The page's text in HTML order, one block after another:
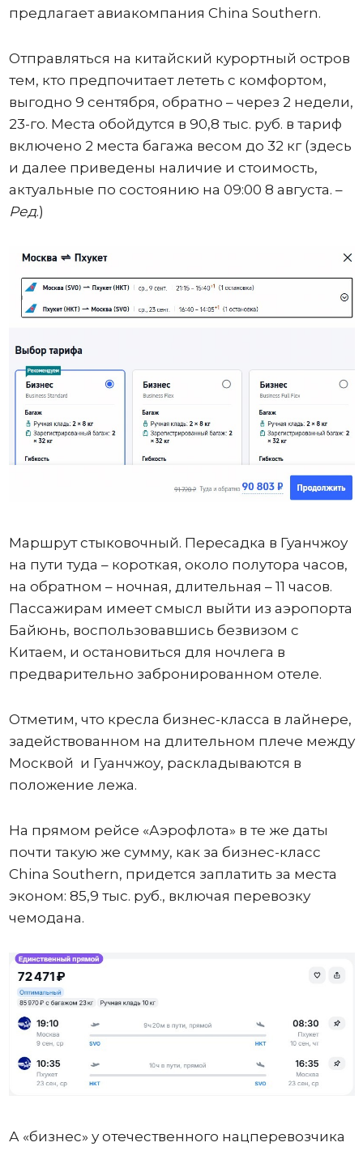
предлагает авиакомпания China Southern.
Отправляться на китайский курортный остров
тем, кто предпочитает лететь с комфортом,
выгодно 9 сентября, обратно – через 2 недели,
23-го. Места обойдутся в 90,8 тыс. руб. в тариф
включено 2 места багажа весом до 32 кг (здесь
и далее приведены наличие и стоимость,
актуальные по состоянию на 09:00 8 августа. –
Ред.)
Маршрут стыковочный. Пересадка в Гуанчжоу
на пути туда – короткая, около полутора часов,
на обратном – ночная, длительная – 11 часов.
Пассажирам имеет смысл выйти из аэропорта
Байюнь, воспользовавшись безвизом с
Китаем, и остановиться для ночлега в
предварительно забронированном отеле.
Отметим, что кресла бизнес-класса в лайнере,
задействованном на длительном плече между
Москвой и Гуанчжоу, раскладываются в
положение лежа.
На прямом рейсе «Аэрофлота» в те же даты
почти такую же сумму, как за бизнес-класс
China Southern, придется заплатить за места
эконом: 85,9 тыс. руб., включая перевозку
чемодана.
А «бизнес» у отечественного нацперевозчика